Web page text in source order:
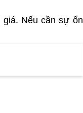
Nếu cần sự ổn